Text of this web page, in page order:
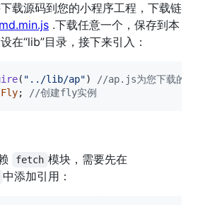
载源码到您的小程序工程，下载链
.下载任意一个，保存到本
在“lib”目录，接下来引入：
( "../lib/ap")
//ap.js为您下载的源
Fly; //创建fly实例
fetch 模块，需要先在
中添加引用：